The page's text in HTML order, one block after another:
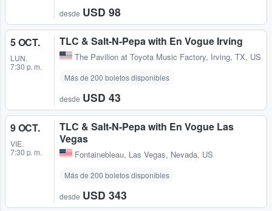
desde USD 98
5 OCT.
LUN.
7:30 p. m.
TLC & Salt-N-Pepa with En Vogue Irving
The Pavilion at Toyota Music Factory, Irving, TX, US
Más de 200 boletos disponibles
desde USD 43
9 OCT.
VIE.
7:30 p. m.
TLC & Salt-N-Pepa with En Vogue Las
Vegas
Fontainebleau, Las Vegas, Nevada, US
Más de 200 boletos disponibles
desde USD 343